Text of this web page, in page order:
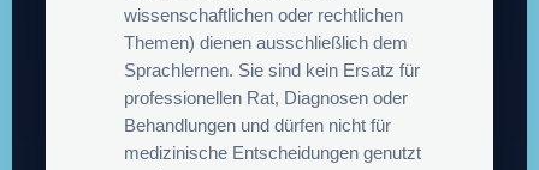
wissenschaftlichen oder rechtlichen
Themen) dienen ausschließlich dem
Sprachlernen. Sie sind kein Ersatz für
professionellen Rat, Diagnosen oder
Behandlungen und dürfen nicht für
medizinische Entscheidungen genutzt